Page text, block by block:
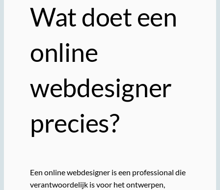
Wat doet een
online
webdesigner
precies?
Een online webdesigner is een professional die
verantwoordelijk is voor het ontwerpen,